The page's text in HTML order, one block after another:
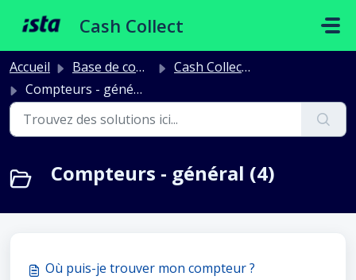
Cash Collect
Accueil Base de connaissances
Cash Collect - Compteurs
Compteurs - général
Compteurs - général (4)
Où puis-je trouver mon compteur ?